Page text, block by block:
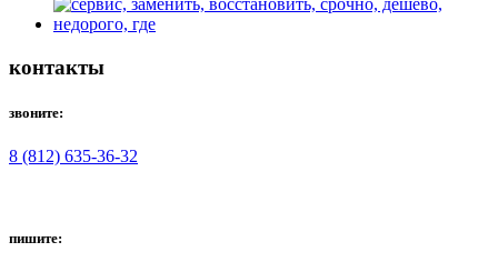
контакты
звоните:
8 (812) 635-36-32
пишите: